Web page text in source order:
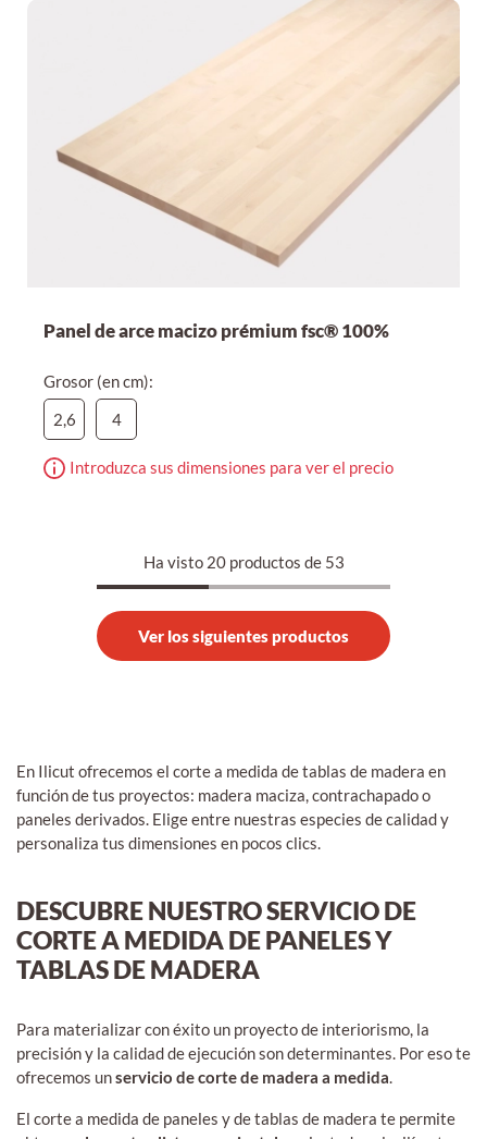
Panel de arce macizo prémium fsc® 100%
Grosor (en cm):
2,6
4
Introduzca sus dimensiones para ver el precio
Ha visto 20 productos de 53
Ver los siguientes productos
En Ilicut ofrecemos el corte a medida de tablas de madera en
función de tus proyectos: madera maciza, contrachapado o
paneles derivados. Elige entre nuestras especies de calidad y
personaliza tus dimensiones en pocos clics.
DESCUBRE NUESTRO SERVICIO DE
CORTE A MEDIDA DE PANELES Y
TABLAS DE MADERA
Para materializar con éxito un proyecto de interiorismo, la
precisión y la calidad de ejecución son determinantes. Por eso te
ofrecemos unservicio de corte de madera a medida.
El corte a medida de paneles y de tablas de madera te permite